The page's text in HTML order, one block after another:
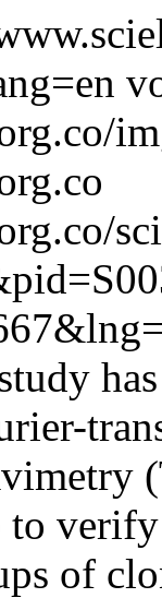
of